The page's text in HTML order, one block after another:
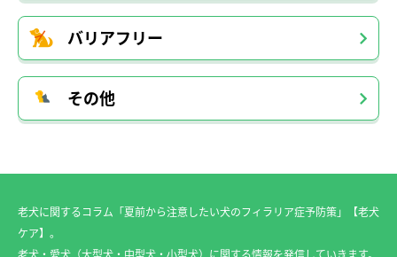
バリアフリー
その他
老犬に関するコラム「夏前から注意したい犬のフィラリア症予防策」【老犬
ケア】。